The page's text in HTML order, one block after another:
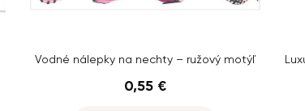
Vodné nálepky na nechty – ružový motýľ
0,55 €